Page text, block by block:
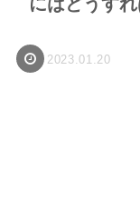
2023.01.20